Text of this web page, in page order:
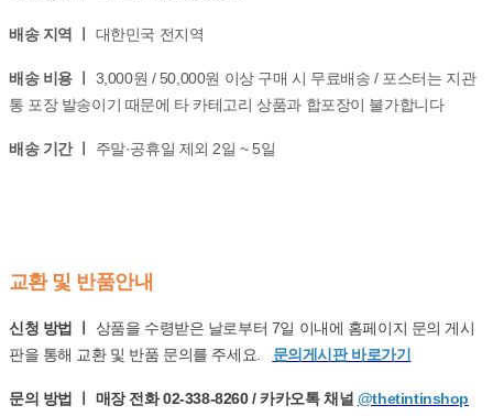
배송 지역 ㅣ 대한민국 전지역
배송 비용 ㅣ 3,000원 / 50,000원 이상 구매 시 무료배송 / 포스터는 지관
통 포장 발송이기 때문에 타 카테고리 상품과 합포장이 불가합니다
배송 기간 ㅣ 주말·공휴일 제외 2일 ~ 5일
교환 및 반품안내
신청 방법 ㅣ 상품을 수령받은 날로부터 7일 이내에 홈페이지 문의 게시
판을 통해 교환 및 반품 문의를 주세요. 문의게시판 바로가기
문의 방법 ㅣ 매장 전화 02-338-8260 / 카카오톡 채널 @thetintinshop